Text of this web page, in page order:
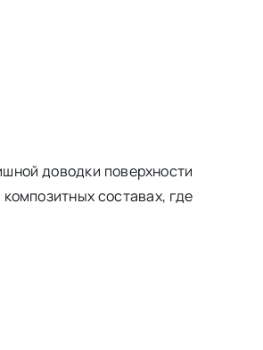
доводки поверхности
составах, где